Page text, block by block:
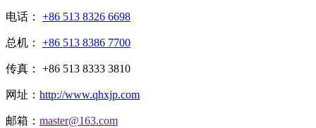
电话： +86 513 8326 6698
总机： +86 513 8386 7700
传真： +86 513 8333 3810
网址： http://www.qhxjp.com
邮箱： master@163.com